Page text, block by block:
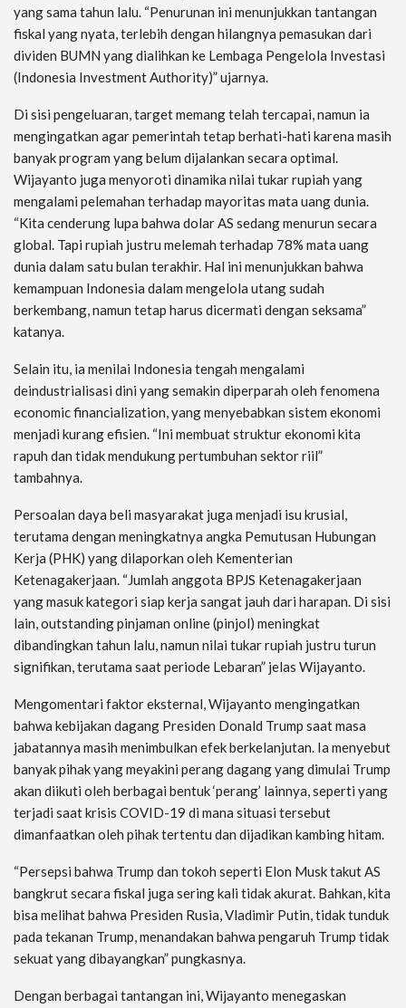
yang sama tahun lalu. “Penurunan ini menunjukkan tantangan
fiskal yang nyata, terlebih dengan hilangnya pemasukan dari
dividen BUMN yang dialihkan ke Lembaga Pengelola Investasi
(Indonesia Investment Authority)” ujarnya.
Di sisi pengeluaran, target memang telah tercapai, namun ia
mengingatkan agar pemerintah tetap berhati-hati karena masih
banyak program yang belum dijalankan secara optimal.
Wijayanto juga menyoroti dinamika nilai tukar rupiah yang
mengalami pelemahan terhadap mayoritas mata uang dunia.
“Kita cenderung lupa bahwa dolar AS sedang menurun secara
global. Tapi rupiah justru melemah terhadap 78% mata uang
dunia dalam satu bulan terakhir. Hal ini menunjukkan bahwa
kemampuan Indonesia dalam mengelola utang sudah
berkembang, namun tetap harus dicermati dengan seksama”
katanya.
Selain itu, ia menilai Indonesia tengah mengalami
deindustrialisasi dini yang semakin diperparah oleh fenomena
economic financialization, yang menyebabkan sistem ekonomi
menjadi kurang efisien. “Ini membuat struktur ekonomi kita
rapuh dan tidak mendukung pertumbuhan sektor riil”
tambahnya.
Persoalan daya beli masyarakat juga menjadi isu krusial,
terutama dengan meningkatnya angka Pemutusan Hubungan
Kerja (PHK) yang dilaporkan oleh Kementerian
Ketenagakerjaan. “Jumlah anggota BPJS Ketenagakerjaan
yang masuk kategori siap kerja sangat jauh dari harapan. Di sisi
lain, outstanding pinjaman online (pinjol) meningkat
dibandingkan tahun lalu, namun nilai tukar rupiah justru turun
signifikan, terutama saat periode Lebaran” jelas Wijayanto.
Mengomentari faktor eksternal, Wijayanto mengingatkan
bahwa kebijakan dagang Presiden Donald Trump saat masa
jabatannya masih menimbulkan efek berkelanjutan. Ia menyebut
banyak pihak yang meyakini perang dagang yang dimulai Trump
akan diikuti oleh berbagai bentuk ‘perang’ lainnya, seperti yang
terjadi saat krisis COVID-19 di mana situasi tersebut
dimanfaatkan oleh pihak tertentu dan dijadikan kambing hitam.
“Persepsi bahwa Trump dan tokoh seperti Elon Musk takut AS
bangkrut secara fiskal juga sering kali tidak akurat. Bahkan, kita
bisa melihat bahwa Presiden Rusia, Vladimir Putin, tidak tunduk
pada tekanan Trump, menandakan bahwa pengaruh Trump tidak
sekuat yang dibayangkan” pungkasnya.
Dengan berbagai tantangan ini, Wijayanto menegaskan